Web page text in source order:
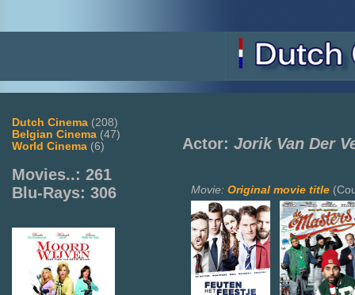
Dutch Cinema (208)
Belgian Cinema (47)
World Cinema (6)
Movies..: 261
Blu-Rays: 306
Actor: Jorik Van Der
Movie: Original movie title